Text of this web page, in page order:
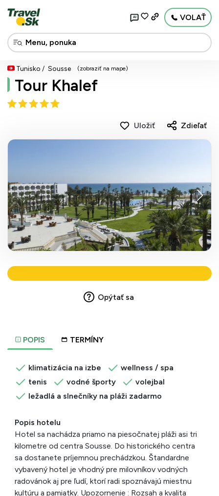
AI VOLAŤ
Tunisko Sousse (zobraziť na mape)
Tour Khalef
Uložiť Zdieľať
POPIS TERMÍNY
klimatizácia na izbe
wellness / spa
tenis
vodné športy
volejbal
ležadlá a slnečníky na pláži zadarmo
Popis hotelu
Hotel sa nachádza priamo na piesočnatej pláži asi tri
kilometre od centra Sousse. Do historického centra
sa dostanete príjemnou prechádzkou. Štandardne
vybavený hotel je vhodný pre milovníkov vodných
radovánok aj pre ľudí, ktorí radi spoznávajú miestnu
kultúru a pamiatky. Upozornenie : Rozsah a kvalita
Opýtať sa